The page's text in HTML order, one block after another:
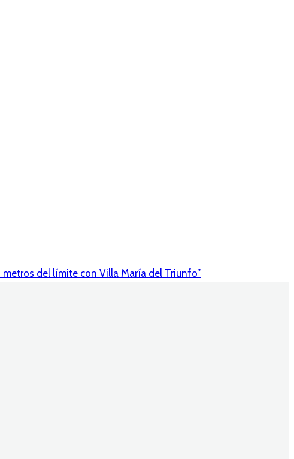
metros del límite con Villa María del Triunfo”